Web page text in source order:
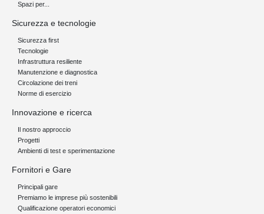
Spazi per...
Sicurezza e tecnologie
Sicurezza first
Tecnologie
Infrastruttura resiliente
Manutenzione e diagnostica
Circolazione dei treni
Norme di esercizio
Innovazione e ricerca
Il nostro approccio
Progetti
Ambienti di test e sperimentazione
Fornitori e Gare
Principali gare
Premiamo le imprese più sostenibili
Qualificazione operatori economici